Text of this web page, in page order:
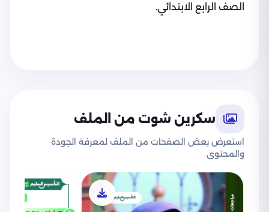
الصف الرابع الابتدائي.
سكرين شوت من الملف
استعرض بعض الصفحات من الملف لمعرفة الجودة
والمحتوى